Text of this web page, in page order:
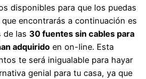
disponibles para que los puedas
que encontrarás a continuación es
de las 30 fuentes sin cables para
adquirido en on-line. Esta
te será inigualable para hayar
genial para tu casa, ya que